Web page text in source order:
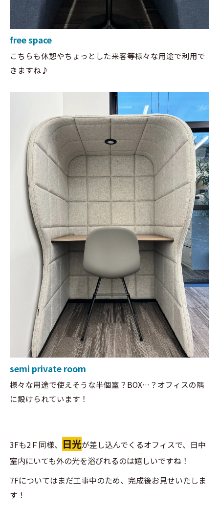
free space
こちらも休憩やちょっとした来客等様々な用途で利用で
きますね♪
semi private room
様々な用途で使えそうな半個室？BOX…？オフィスの隅
に設けられています！
3Fも2Ｆ同様、 日光が差し込んでくるオフィスで、日中
室内にいても外の光を浴びれるのは嬉しいですね！
7Fについてはまだ工事中のため、完成後お見せいたしま
す！